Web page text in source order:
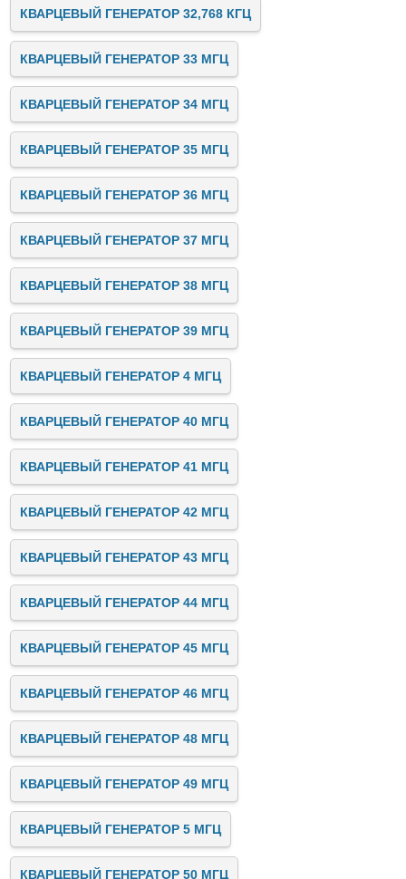
КВАРЦЕВЫЙ ГЕНЕРАТОР 32,768 КГЦ
КВАРЦЕВЫЙ ГЕНЕРАТОР 33 МГЦ
КВАРЦЕВЫЙ ГЕНЕРАТОР 34 МГЦ
КВАРЦЕВЫЙ ГЕНЕРАТОР 35 МГЦ
КВАРЦЕВЫЙ ГЕНЕРАТОР 36 МГЦ
КВАРЦЕВЫЙ ГЕНЕРАТОР 37 МГЦ
КВАРЦЕВЫЙ ГЕНЕРАТОР 38 МГЦ
КВАРЦЕВЫЙ ГЕНЕРАТОР 39 МГЦ
КВАРЦЕВЫЙ ГЕНЕРАТОР 4 МГЦ
КВАРЦЕВЫЙ ГЕНЕРАТОР 40 МГЦ
КВАРЦЕВЫЙ ГЕНЕРАТОР 41 МГЦ
КВАРЦЕВЫЙ ГЕНЕРАТОР 42 МГЦ
КВАРЦЕВЫЙ ГЕНЕРАТОР 43 МГЦ
КВАРЦЕВЫЙ ГЕНЕРАТОР 44 МГЦ
КВАРЦЕВЫЙ ГЕНЕРАТОР 45 МГЦ
КВАРЦЕВЫЙ ГЕНЕРАТОР 46 МГЦ
КВАРЦЕВЫЙ ГЕНЕРАТОР 48 МГЦ
КВАРЦЕВЫЙ ГЕНЕРАТОР 49 МГЦ
КВАРЦЕВЫЙ ГЕНЕРАТОР 5 МГЦ
КВАРЦЕВЫЙ ГЕНЕРАТОР 50 МГЦ